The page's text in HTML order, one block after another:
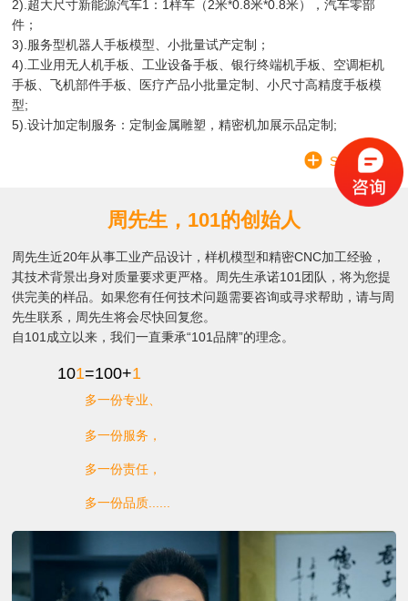
2).超大尺寸新能源汽车1：1样车（2米*0.8米*0.8米），汽车零部
件；
3).服务型机器人手板模型、小批量试产定制；
4).工业用无人机手板、工业设备手板、银行终端机手板、空调柜机
手板、飞机部件手板、医疗产品小批量定制、小尺寸高精度手板模
型;
5).设计加定制服务：定制金属雕塑，精密机加展示品定制;
SEE MORE
周先生，101的创始人
周先生近20年从事工业产品设计，样机模型和精密CNC加工经验，
其技术背景出身对质量要求更严格。周先生承诺101团队，将为您提
供完美的样品。如果您有任何技术问题需要咨询或寻求帮助，请与周
先生联系，周先生将会尽快回复您。
自101成立以来，我们一直秉承“101品牌”的理念。
101=100+1
多一份专业、
多一份服务，
多一份责任，
多一份品质......